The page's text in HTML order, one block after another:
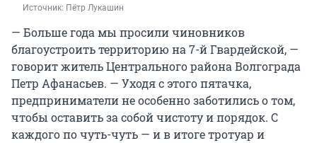
Источник: Пётр Лукашин
— Больше года мы просили чиновников
благоустроить территорию на 7-й Гвардейской, —
говорит житель Центрального района Волгограда
Петр Афанасьев. — Уходя с этого пятачка,
предприниматели не особенно заботились о том,
чтобы оставить за собой чистоту и порядок. С
каждого по чуть-чуть — и в итоге тротуар и